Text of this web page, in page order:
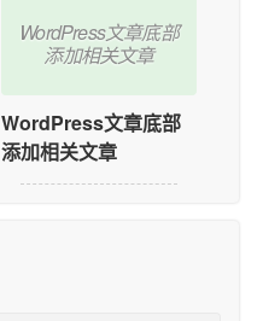
WordPress文章底部
添加相关文章
WordPress文章底部
添加相关文章